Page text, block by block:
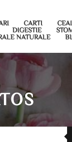
CARTI
DIGESTIE
NATURALE